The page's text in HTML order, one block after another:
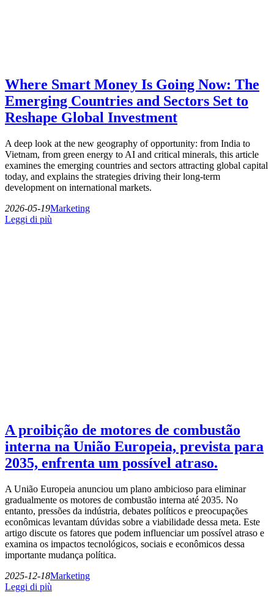
Where Smart Money Is Going Now: The
Emerging Countries and Sectors Set to
Reshape Global Investment
A deep look at the new geography of opportunity: from India to
Vietnam, from green energy to AI and critical minerals, this article
examines the emerging countries and sectors attracting global capital
today, and explains the strategies driving their long‑term
development on international markets.
2026-05-19Marketing
Leggi di più
A proibição de motores de combustão
interna na União Europeia, prevista para
2035, enfrenta um possível atraso.
A União Europeia anunciou um plano ambicioso para eliminar
gradualmente os motores de combustão interna até 2035. No
entanto, pressões da indústria, debates políticos e preocupações
econômicas levantam dúvidas sobre a viabilidade dessa meta. Este
artigo discute os fatores que podem influenciar um possível atraso e
examina os impactos tecnológicos, sociais e econômicos dessa
importante mudança política.
2025-12-18Marketing
Leggi di più